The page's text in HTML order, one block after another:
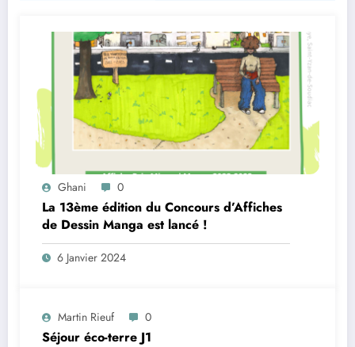
Ghani 0
La 13ème édition du Concours d’Affiches
de Dessin Manga est lancé !
6 Janvier 2024
Martin Rieuf 0
Séjour éco-terre J1